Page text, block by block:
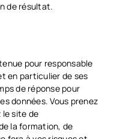
de résultat.
pour responsable
en particulier de ses
de réponse pour
données. Vous prenez
le site de
la formation, de